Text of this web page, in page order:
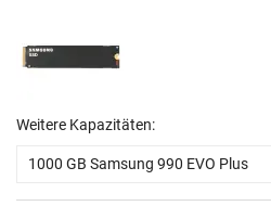
Weitere Kapazitäten:
1000 GB Samsung 990 EVO Plus